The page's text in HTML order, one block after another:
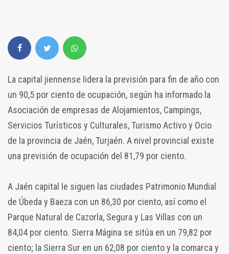
La capital jiennense lidera la previsión para fin de año con
un 90,5 por ciento de ocupación, según ha informado la
Asociación de empresas de Alojamientos, Campings,
Servicios Turísticos y Culturales, Turismo Activo y Ocio
de la provincia de Jaén, Turjaén. A nivel provincial existe
una previsión de ocupación del 81,79 por ciento.
A Jaén capital le siguen las ciudades Patrimonio Mundial
de Úbeda y Baeza con un 86,30 por ciento, así como el
Parque Natural de Cazorla, Segura y Las Villas con un
84,04 por ciento. Sierra Mágina se sitúa en un 79,82 por
ciento; la Sierra Sur en un 62,08 por ciento y la comarca y